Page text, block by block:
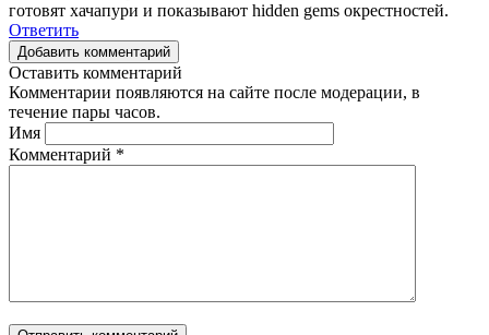
готовят хачапури и показывают hidden gems окрестностей.
Ответить
Добавить комментарий
Оставить комментарий
Комментарии появляются на сайте после модерации, в
течение пары часов.
Имя
Комментарий *